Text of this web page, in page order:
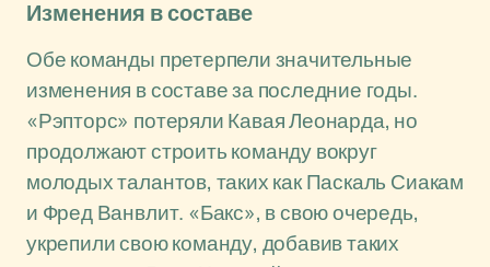
Изменения в составе
Обе команды претерпели значительные
изменения в составе за последние годы.
«Рэпторс» потеряли Кавая Леонарда, но
продолжают строить команду вокруг
молодых талантов, таких как Паскаль Сиакам
и Фред Ванвлит. «Бакс», в свою очередь,
укрепили свою команду, добавив таких